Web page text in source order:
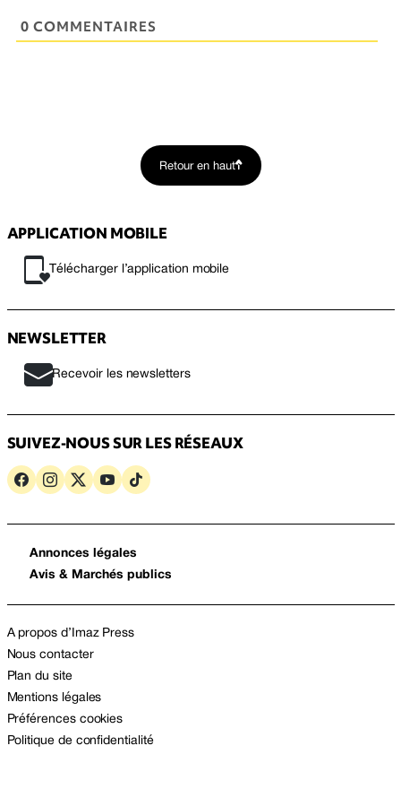
0 COMMENTAIRES
Retour en haut
APPLICATION MOBILE
Télécharger l’application mobile
NEWSLETTER
Recevoir les newsletters
SUIVEZ-NOUS SUR LES RÉSEAUX
Annonces légales
Avis & Marchés publics
A propos d’Imaz Press
Nous contacter
Plan du site
Mentions légales
Préférences cookies
Politique de confidentialité